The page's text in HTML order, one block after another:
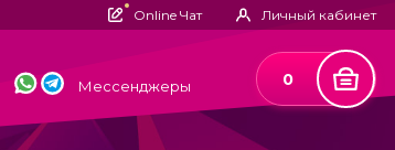
Online Чат Личный кабинет
Мессенджеры 0